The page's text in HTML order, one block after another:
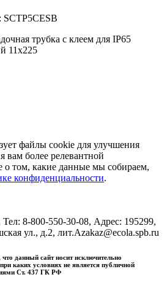
SCTP5CESB
трубка с клеем для IP65
11х225
файлы cookie для улучшения
вам более релевантной
том, какие данные мы собираем,
конфиденциальности.
Тел: 8-800-550-30-08, Адрес: 195299,
ул., д.2, лит.Аzakaz@ecola.spb.ru
данный сайт носит исключительно
каких условиях не является публичной
Ст. 437 ГК РФ